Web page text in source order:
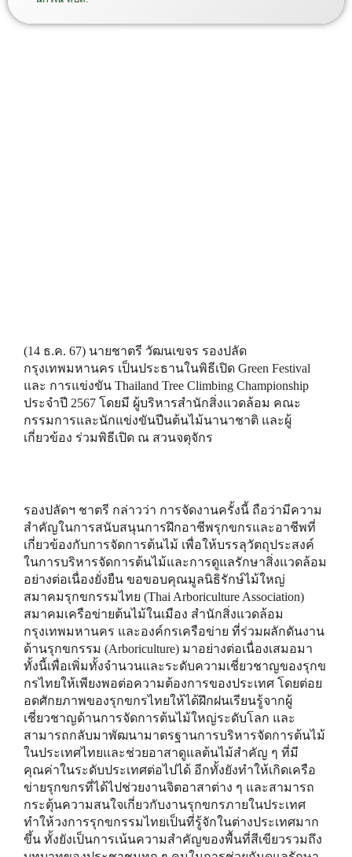
(14 ธ.ค. 67) นายชาตรี วัฒนเขจร รองปลัด
กรุงเทพมหานคร เป็นประธานในพิธีเปิด Green Festival
และ การแข่งขัน Thailand Tree Climbing Championship
ประจำปี 2567 โดยมี ผู้บริหารสำนักสิ่งแวดล้อม คณะ
กรรมการและนักแข่งขันปีนต้นไม้นานาชาติ และผู้
เกี่ยวข้อง ร่วมพิธีเปิด ณ สวนจตุจักร
รองปลัดฯ ชาตรี กล่าวว่า การจัดงานครั้งนี้ ถือว่ามีความ
สำคัญในการสนับสนุนการฝึกอาชีพรุกขกรและอาชีพที่
เกี่ยวข้องกับการจัดการต้นไม้ เพื่อให้บรรลุวัตถุประสงค์
ในการบริหารจัดการต้นไม้และการดูแลรักษาสิ่งแวดล้อม
อย่างต่อเนื่องยั่งยืน ขอขอบคุณมูลนิธิรักษ์ไม้ใหญ่
สมาคมรุกขกรรมไทย (Thai Arboriculture Association)
สมาคมเครือข่ายต้นไม้ในเมือง สำนักสิ่งแวดล้อม
กรุงเทพมหานคร และองค์กรเครือข่าย ที่ร่วมผลักดันงาน
ด้านรุกขกรรม (Arboriculture) มาอย่างต่อเนื่องเสมอมา
ทั้งนี้เพื่อเพิ่มทั้งจำนวนและระดับความเชี่ยวชาญของรุกข
กรไทยให้เพียงพอต่อความต้องการของประเทศ โดยต่อย
อดศักยภาพของรุกขกรไทยให้ได้ฝึกฝนเรียนรู้จากผู้
เชี่ยวชาญด้านการจัดการต้นไม้ใหญ่ระดับโลก และ
สามารถกลับมาพัฒนามาตรฐานการบริหารจัดการต้นไม้
ในประเทศไทยและช่วยอาสาดูแลต้นไม้สำคัญ ๆ ที่มี
คุณค่าในระดับประเทศต่อไปได้ อีกทั้งยังทำให้เกิดเครือ
ข่ายรุกขกรที่ได้ไปช่วยงานจิตอาสาต่าง ๆ และสามารถ
กระตุ้นความสนใจเกี่ยวกับงานรุกขกรภายในประเทศ
ทำให้วงการรุกขกรรมไทยเป็นที่รู้จักในต่างประเทศมาก
ขึ้น ทั้งยังเป็นการเน้นความสำคัญของพื้นที่สีเขียวรวมถึง